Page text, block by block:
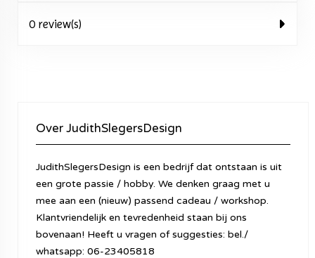
0 review(s)
Over JudithSlegersDesign
JudithSlegersDesign is een bedrijf dat ontstaan is uit
een grote passie / hobby. We denken graag met u
mee aan een (nieuw) passend cadeau / workshop.
Klantvriendelijk en tevredenheid staan bij ons
bovenaan! Heeft u vragen of suggesties: bel./
whatsapp: 06-23405818